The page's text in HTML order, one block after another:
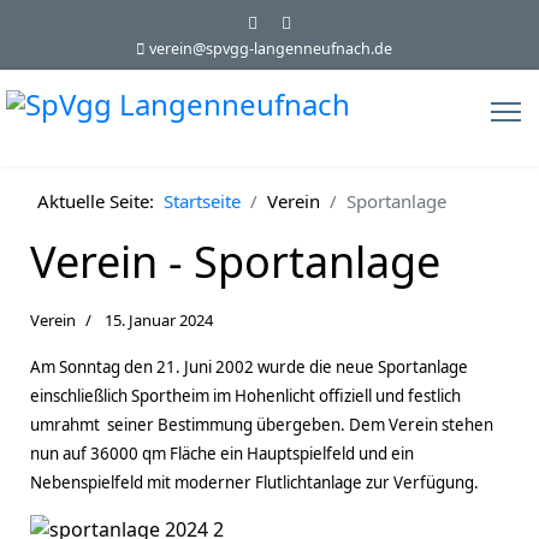
verein@spvgg-langenneufnach.de
Aktuelle Seite: Startseite Verein Sportanlage
Verein - Sportanlage
Verein 15. Januar 2024
Am Sonntag den 21. Juni 2002 wurde die neue Sportanlage
einschließlichSportheim im Hohenlicht offiziell und festlich
umrahmt seiner Bestimmung übergeben. Dem Verein stehen
nun auf 36000 qm Fläche ein Hauptspielfeld und ein
Nebenspielfeld mit moderner Flutlichtanlage zur Verfügung.